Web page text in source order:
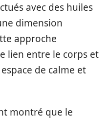
avec des huiles
dimension
approche
lien entre le corps et
de calme et
montré que le